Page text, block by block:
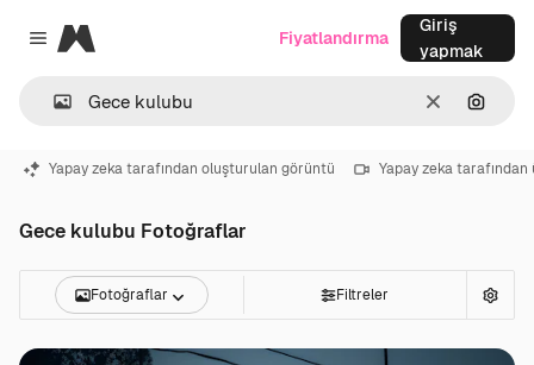
Close menu
Magnific
Temizlemek
Fiyatlandırma
Giriş
yapmak
Yapay zeka tarafından oluşturulan görüntü Yapay zeka
Gece kulubu Fotoğraflar
Fotoğraflar Filtreler